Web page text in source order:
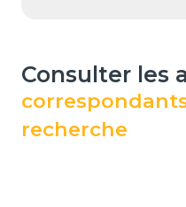
consulter les
recherche